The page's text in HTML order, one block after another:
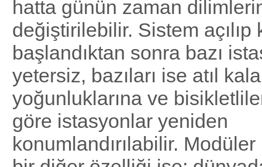
hatta günün zaman
değiştirilebilir. Sistem açılıp
başlandıktan sonra bazı
yetersiz, bazıları ise atıl
yoğunluklarına ve
göre istasyonlar yeniden
konumlandırılabilir.